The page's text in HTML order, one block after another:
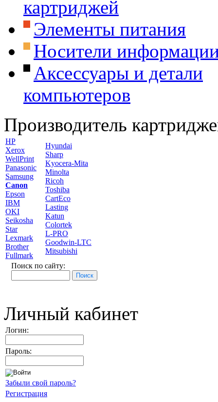
картриджей
Элементы питания
Носители
Аксессуары и детали
компьютеров
Производитель
HP
Xerox
WellPrint
Panasonic
Samsung
Canon
Epson
IBM
OKI
Seikosha
Star
Lexmark
Brother
Fullmark
Hyundai
Sharp
Kyocera-Mita
Minolta
Ricoh
Toshiba
CartEco
Lasting
Katun
Colortek
L-PRO
Goodwin-LTC
Mitsubishi
Поиск по сайту:
Личный кабинет
Логин:
Пароль:
Забыли свой пароль?
Регистрация